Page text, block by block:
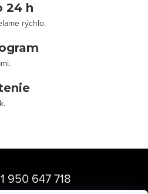
24 h
rýchlo.
950 647 718